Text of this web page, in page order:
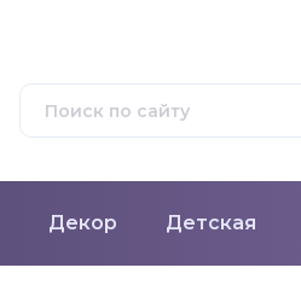
Декор Детская